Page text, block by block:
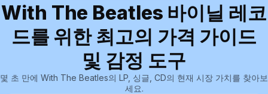
With The Beatles 바이닐 레코
드를 위한 최고의 가격 가이드
및 감정 도구
몇 초 만에 With The Beatles의 LP, 싱글, CD의 현재 시장 가치를 찾아보
세요.